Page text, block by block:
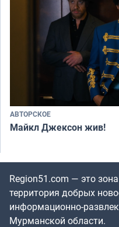
АВТОРСКОЕ
Майкл Джексон жив!
Region51.com — это
территория добрых
информационно-
Мурманской области.